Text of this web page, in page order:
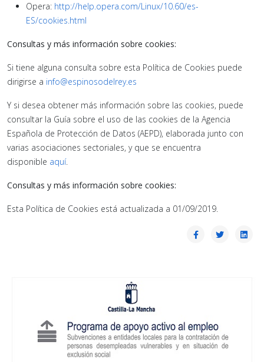
Opera: http://help.opera.com/Linux/10.60/es-
ES/cookies.html
Consultas y más información sobre cookies:
Si tiene alguna consulta sobre esta Política de Cookies puede
dirigirse a info@espinosodelrey.es
Y si desea obtener más información sobre las cookies, puede
consultar la Guía sobre el uso de las cookies de la Agencia
Española de Protección de Datos (AEPD), elaborada junto con
varias asociaciones sectoriales, y que se encuentra
disponible aquí.
Consultas y más información sobre cookies:
Esta Política de Cookies está actualizada a 01/09/2019.